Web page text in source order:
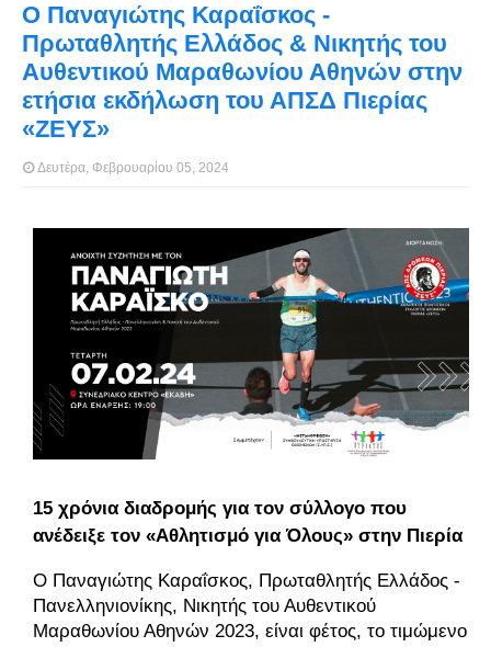
Ο Παναγιώτης Καραΐσκος -
Πρωταθλητής Ελλάδος & Νικητής του
Αυθεντικού Μαραθωνίου Αθηνών στην
ετήσια εκδήλωση του ΑΠΣΔ Πιερίας
«ΖΕΥΣ»
Δευτέρα, Φεβρουαρίου 05, 2024
15 χρόνια διαδρομής για τον σύλλογο που
ανέδειξε τον «Αθλητισμό για Όλους» στην Πιερία
Ο Παναγιώτης Καραΐσκος, Πρωταθλητής Ελλάδος -
Πανελληνιονίκης, Νικητής του Αυθεντικού
Μαραθωνίου Αθηνών 2023, είναι φέτος, το τιμώμενο